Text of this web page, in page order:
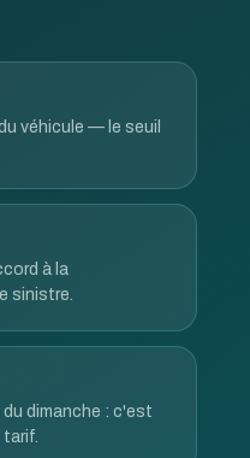
véhicule — le seuil
à la
sinistre.
dimanche : c'est